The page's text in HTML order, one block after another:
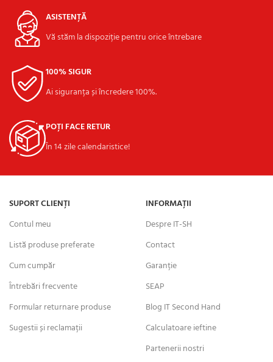
ASISTENȚĂ
Vă stăm la dispoziție pentru orice întrebare
100% SIGUR
Ai siguranța și încredere 100%.
POȚI FACE RETUR
În 14 zile calendaristice!
SUPORT CLIENȚI
Contul meu
Listă produse preferate
Cum cumpăr
Întrebări frecvente
Formular returnare produse
Sugestii și reclamații
INFORMAȚII
Despre IT-SH
Contact
Garanție
SEAP
Blog IT Second Hand
Calculatoare ieftine
Partenerii nostri